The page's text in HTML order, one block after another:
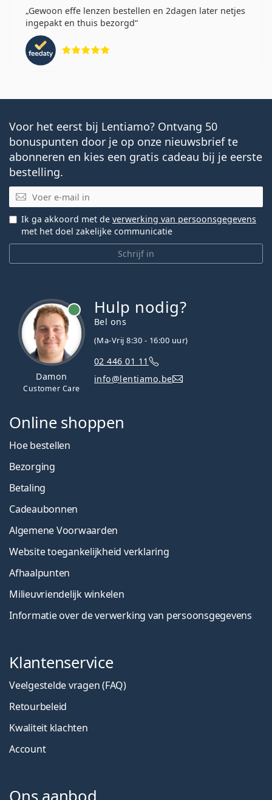
Gewoon effe lenzen bestellen en 2dagen later netjes
ingepakt en thuis bezorgd
Voor het eerst bij Lentiamo? Ontvang 50
bonuspunten door je op onze nieuwsbrief te
abonneren en kies een gratis cadeau bij je eerste
bestelling.
E-mail
Schrijf in
Ik ga akkoord met de verwerking van persoonsgegevens
met het doel zakelijke communicatie
Damon
Customer Care
Hulp nodig?
Bel ons
(Ma-Vrij 8:30 - 16:00 uur)
02 446 01 11
info@lentiamo.be
Online shoppen
Hoe bestellen
Bezorging
Betaling
Cadeaubonnen
Algemene Voorwaarden
Website toegankelijkheid verklaring
Afhaalpunten
Milieuvriendelijk winkelen
Informatie over de verwerking van persoonsgegevens
Klantenservice
Veelgestelde vragen (FAQ)
Retourbeleid
Kwaliteit klachten
Account